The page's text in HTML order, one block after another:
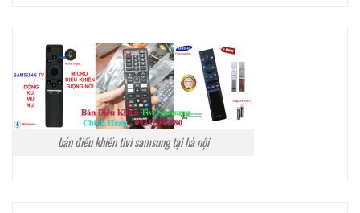
bán điều khiển tivi samsung tại hà nội